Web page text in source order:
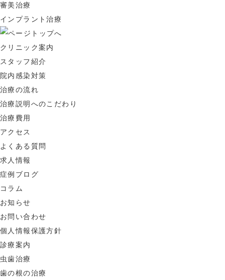
審美治療
インプラント治療
クリニック案内
スタッフ紹介
院内感染対策
治療の流れ
治療説明へのこだわり
治療費用
アクセス
よくある質問
求人情報
症例ブログ
コラム
お知らせ
お問い合わせ
個人情報保護方針
診療案内
虫歯治療
歯の根の治療